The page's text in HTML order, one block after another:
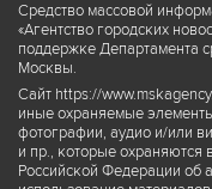
Средство массовой
«Агентство городских
поддержке Департамента
Москвы.
Сайт https://
иные охраняемые
фотографии, аудио и/или
и пр., которые охраняются
Российской Федерации об